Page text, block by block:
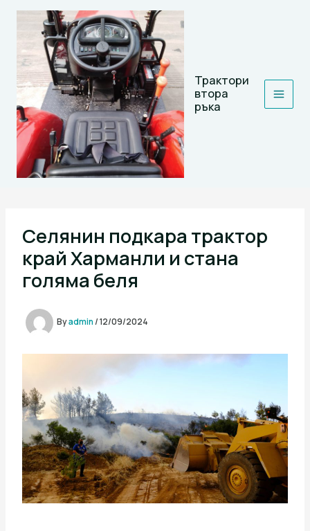
Skip
Трактори
втора
ръка
Селянин подкара трактор
край Харманли и стана
голяма беля
Byadmin/12/09/2024